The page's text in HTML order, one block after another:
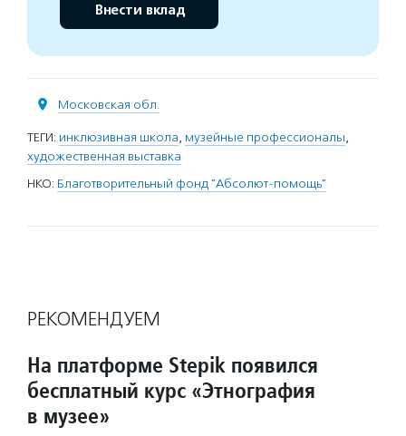
Внести вклад
Московская обл.
ТЕГИ: инклюзивная школа, музейные профессионалы,
художественная выставка
НКО: Благотворительный фонд "Абсолют-помощь"
РЕКОМЕНДУЕМ
На платформе Stepik появился
бесплатный курс «Этнография
в музее»